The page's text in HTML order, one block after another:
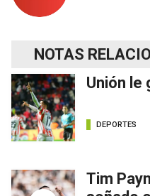
NOTAS
Unión le
DEPORTES
Tim